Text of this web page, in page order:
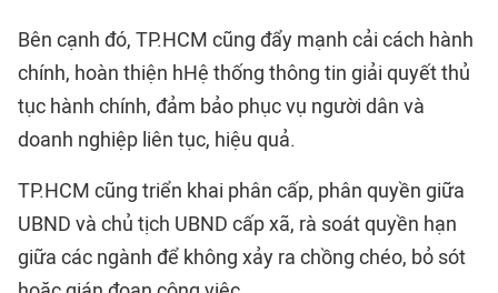
Bên cạnh đó, TP.HCM cũng đẩy mạnh cải cách hành
chính, hoàn thiện hHệ thống thông tin giải quyết thủ
tục hành chính, đảm bảo phục vụ người dân và
doanh nghiệp liên tục, hiệu quả.
TP.HCM cũng triển khai phân cấp, phân quyền giữa
UBND và chủ tịch UBND cấp xã, rà soát quyền hạn
giữa các ngành để không xảy ra chồng chéo, bỏ sót